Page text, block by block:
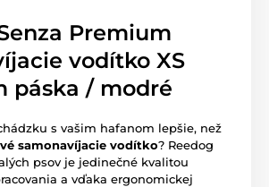
Premium
vodítko XS
páska / modré
s vašim hafanom lepšie, než
samonavíjacie vodítko? Reedog
psov je jedinečné kvalitou
a vďaka ergonomickej